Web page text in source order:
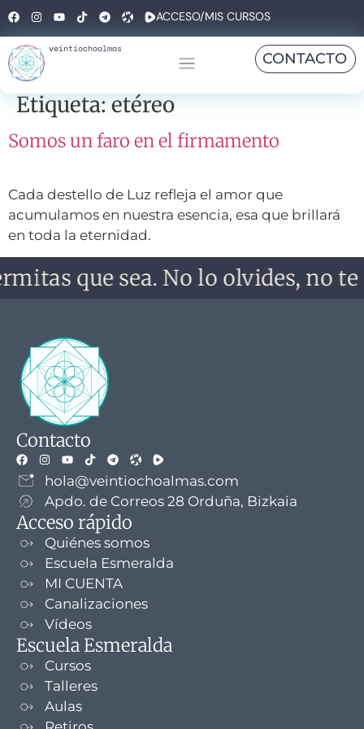
ACCESO/MIS CURSOS
veintiochoalmas
CONTACTO
Etiqueta:etéreo
Somos un faro en el firmamento
Cada destello de Luz refleja el amor que
acumulamos en nuestra esencia, esa que brillará
en toda la eternidad.
que sea. No lo olvides, no
Contacto
hola@veintiochoalmas.com
Apdo. de Correos 28 Orduña, Bizkaia
Acceso rápido
Quiénes somos
Escuela Esmeralda
MI CUENTA
Canalizaciones
Vídeos
Escuela Esmeralda
Cursos
Talleres
Aulas